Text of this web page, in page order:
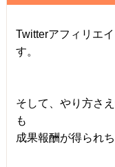
Twitterアフィリエ
す。
そして、やり方さ
も
成果報酬が得られち